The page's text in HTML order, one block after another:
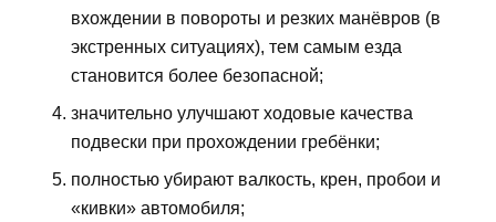
вхождении в повороты и резких манёвров (в
экстренных ситуациях), тем самым езда
становится более безопасной;
значительно улучшают ходовые качества
подвески при прохождении гребёнки;
полностью убирают валкость, крен, пробои и
«кивки» автомобиля;